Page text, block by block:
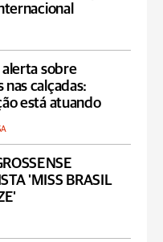
alerta sobre
nas calçadas:
está atuando
'MISS BRASIL